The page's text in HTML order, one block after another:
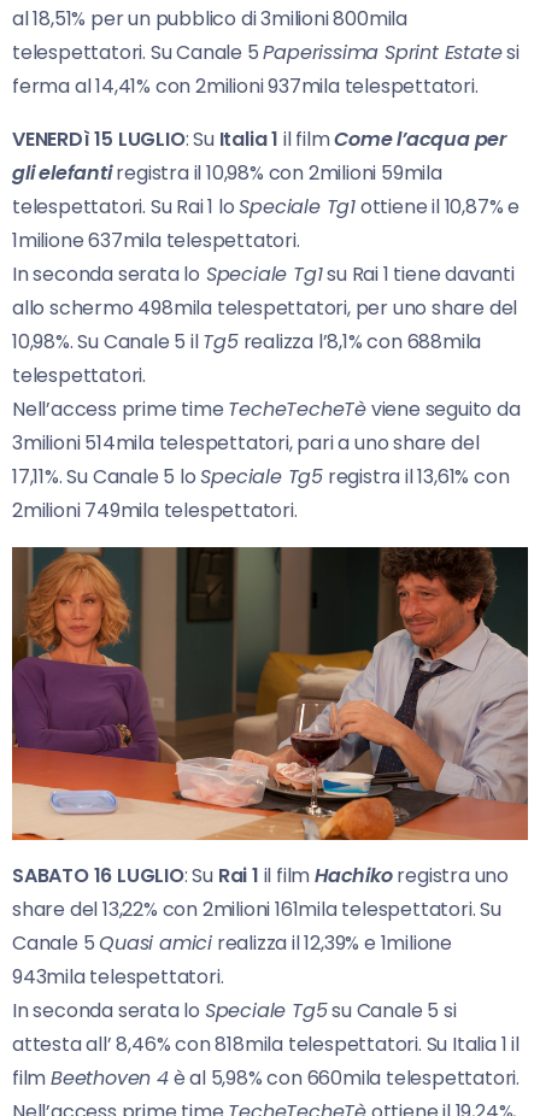
al 18,51% per un pubblico di 3milioni 800mila
telespettatori. Su Canale 5Paperissima Sprint Estatesi
ferma al 14,41% con 2milioni 937mila telespettatori.
VENERDì 15 LUGLIO: SuItalia 1 il filmCome l’acqua per
gli elefantiregistra il 10,98% con 2milioni 59mila
telespettatori. Su Rai 1 loSpeciale Tg1ottiene il 10,87% e
1milione 637mila telespettatori.
In seconda serata lo Speciale Tg1su Rai 1 tiene davanti
allo schermo 498mila telespettatori, per uno share del
10,98%. Su Canale 5 ilTg5realizza l’8,1% con 688mila
telespettatori.
Nell’access prime time TecheTecheTèviene seguito da
3milioni 514mila telespettatori, pari a uno share del
17,11%. Su Canale 5 loSpeciale Tg5 registra il 13,61% con
2milioni 749mila telespettatori.
SABATO 16 LUGLIO: Su Rai 1 il filmHachikoregistra uno
share del 13,22% con 2milioni 161mila telespettatori. Su
Canale 5Quasi amici realizza il 12,39% e 1milione
943mila telespettatori.
In seconda serata lo Speciale Tg5su Canale 5 si
attesta all’ 8,46% con 818mila telespettatori. Su Italia 1 il
filmBeethoven 4è al 5,98% con 660mila telespettatori.